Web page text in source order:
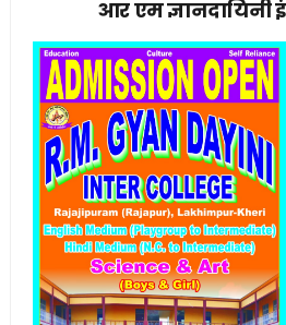
आर एम ज्ञानदायिनी